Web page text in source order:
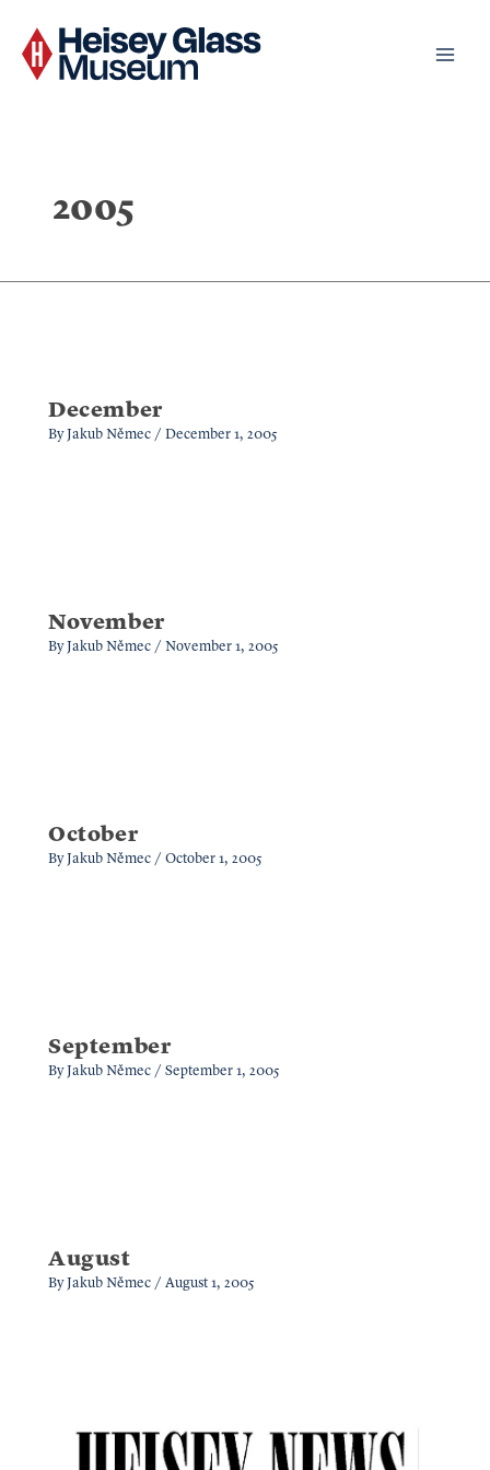
content
2005
December
ByJakub Němec / December 1, 2005
November
ByJakub Němec / November 1, 2005
October
ByJakub Němec / October 1, 2005
September
ByJakub Němec / September 1, 2005
August
ByJakub Němec / August 1, 2005